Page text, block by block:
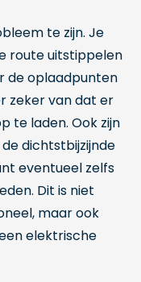
te zijn. Je
route uitstippelen
de oplaadpunten
zeker van dat er
te laden. Ook zijn
dichtstbijzijnde
eventueel zelfs
Dit is niet
maar ook
elektrische